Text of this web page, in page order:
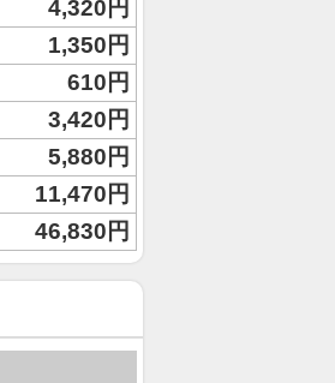
4,320円
1,350円
610円
3,420円
5,880円
11,470円
46,830円